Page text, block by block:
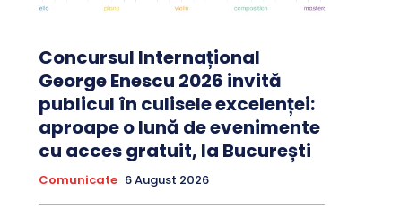
Concursul Internațional
George Enescu 2026 invită
publicul în culisele excelenței:
aproape o lună de evenimente
cu acces gratuit, la București
Comunicate 6 August 2026